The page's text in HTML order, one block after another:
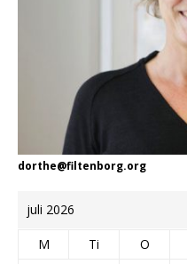
dorthe@filtenborg.org
juli 2026
M Ti O